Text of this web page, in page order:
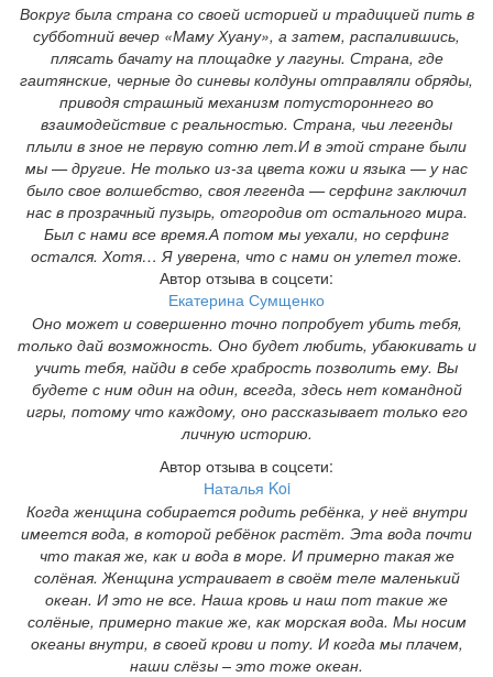
Вокруг была страна со своей историей и традицией пить в
субботний вечер «Маму Хуану», а затем, распалившись,
плясать бачату на площадке у лагуны. Страна, где
гаитянские, черные до синевы колдуны отправляли обряды,
приводя страшный механизм потустороннего во
взаимодействие с реальностью. Страна, чьи легенды
плыли в зное не первую сотню лет.И в этой стране были
мы — другие. Не только из-за цвета кожи и языка — у нас
было свое волшебство, своя легенда — серфинг заключил
нас в прозрачный пузырь, отгородив от остального мира.
Был с нами все время.А потом мы уехали, но серфинг
остался. Хотя… Я уверена, что с нами он улетел тоже.
Автор отзыва в соцсети:
Екатерина Сумщенко
Оно может и совершенно точно попробует убить тебя,
только дай возможность. Оно будет любить, убаюкивать и
учить тебя, найди в себе храбрость позволить ему. Вы
будете с ним один на один, всегда, здесь нет командной
игры, потому что каждому, оно рассказывает только его
личную историю.
Автор отзыва в соцсети:
Наталья Koi
Когда женщина собирается родить ребёнка, у неё внутри
имеется вода, в которой ребёнок растёт. Эта вода почти
что такая же, как и вода в море. И примерно такая же
солёная. Женщина устраивает в своём теле маленький
океан. И это не все. Наша кровь и наш пот такие же
солёные, примерно такие же, как морская вода. Мы носим
океаны внутри, в своей крови и поту. И когда мы плачем,
наши слёзы – это тоже океан.